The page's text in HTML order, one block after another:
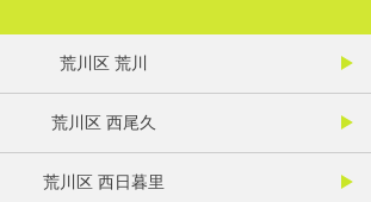
荒川区 荒川
荒川区 西尾久
荒川区 西日暮里